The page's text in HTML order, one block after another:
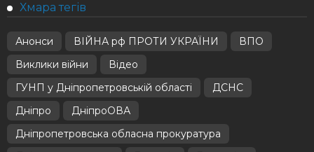
Хмара тегів
Анонси ВІЙНА рф ПРОТИ УКРАЇНИ
ВПО
Виклики війни
Відео
ГУНП у Дніпропетровській області
ДСНС
Дніпро
ДніпроОВА
Дніпропетровська обласна прокуратура